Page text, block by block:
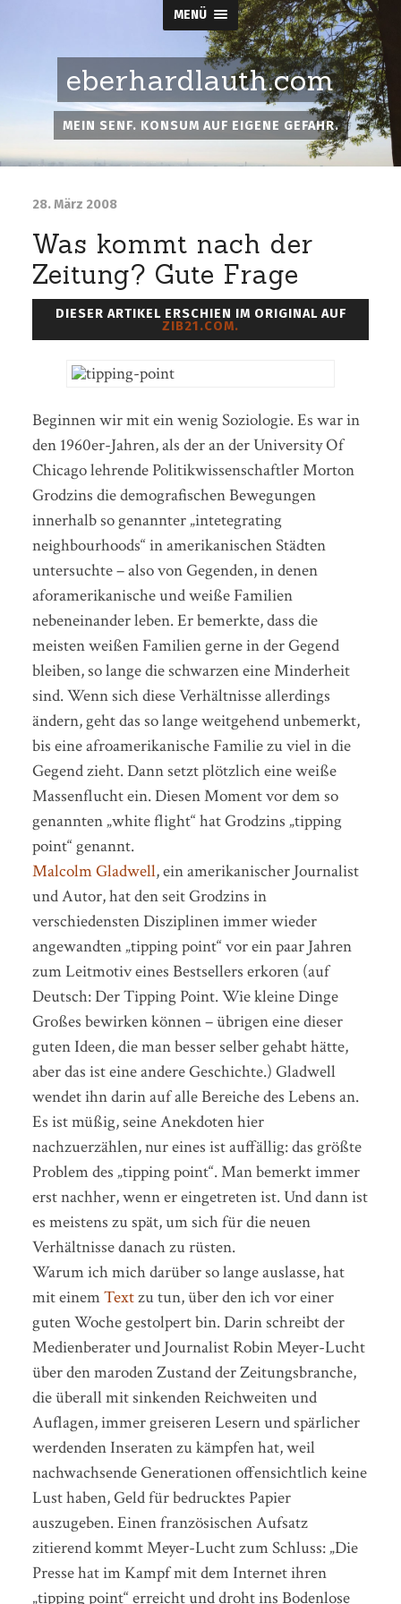
MENÜ
eberhardlauth.com
MEIN SENF. KONSUM AUF EIGENE GEFAHR.
28. März 2008
Was kommt nach der
Zeitung? Gute Frage
DIESER ARTIKEL ERSCHIEN IM ORIGINAL AUF
ZIB21.COM.
Beginnen wir mit ein wenig Soziologie. Es war in
den 1960er-Jahren, als der an der University Of
Chicago lehrende Politikwissenschaftler Morton
Grodzins die demografischen Bewegungen
innerhalb so genannter „intetegrating
neighbourhoods“ in amerikanischen Städten
untersuchte – also von Gegenden, in denen
aforamerikanische und weiße Familien
nebeneinander leben. Er bemerkte, dass die
meisten weißen Familien gerne in der Gegend
bleiben, so lange die schwarzen eine Minderheit
sind. Wenn sich diese Verhältnisse allerdings
ändern, geht das so lange weitgehend unbemerkt,
bis eine afroamerikanische Familie zu viel in die
Gegend zieht. Dann setzt plötzlich eine weiße
Massenflucht ein. Diesen Moment vor dem so
genannten „white flight“ hat Grodzins „tipping
point“ genannt.
Malcolm Gladwell, ein amerikanischer Journalist
und Autor, hat den seit Grodzins in
verschiedensten Disziplinen immer wieder
angewandten „tipping point“ vor ein paar Jahren
zum Leitmotiv eines Bestsellers erkoren (auf
Deutsch: Der Tipping Point. Wie kleine Dinge
Großes bewirken können – übrigen eine dieser
guten Ideen, die man besser selber gehabt hätte,
aber das ist eine andere Geschichte.) Gladwell
wendet ihn darin auf alle Bereiche des Lebens an.
Es ist müßig, seine Anekdoten hier
nachzuerzählen, nur eines ist auffällig: das größte
Problem des „tipping point“. Man bemerkt immer
erst nachher, wenn er eingetreten ist. Und dann ist
es meistens zu spät, um sich für die neuen
Verhältnisse danach zu rüsten.
Warum ich mich darüber so lange auslasse, hat
mit einemTextzu tun, über den ich vor einer
guten Woche gestolpert bin. Darin schreibt der
Medienberater und Journalist Robin Meyer-Lucht
über den maroden Zustand der Zeitungsbranche,
die überall mit sinkenden Reichweiten und
Auflagen, immer greiseren Lesern und spärlicher
werdenden Inseraten zu kämpfen hat, weil
nachwachsende Generationen offensichtlich keine
Lust haben, Geld für bedrucktes Papier
auszugeben. Einen französischen Aufsatz
zitierend kommt Meyer-Lucht zum Schluss: „Die
Presse hat im Kampf mit dem Internet ihren
„tipping point“ erreicht und droht ins Bodenlose